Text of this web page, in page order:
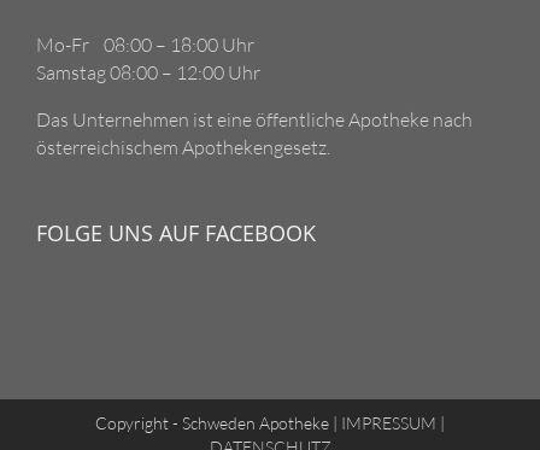
Mo-Fr 08:00 – 18:00 Uhr
Samstag 08:00 – 12:00 Uhr
Das Unternehmen ist eine öffentliche Apotheke nach
österreichischem Apothekengesetz.
FOLGE UNS AUF FACEBOOK
Copyright - Schweden Apotheke | IMPRESSUM |